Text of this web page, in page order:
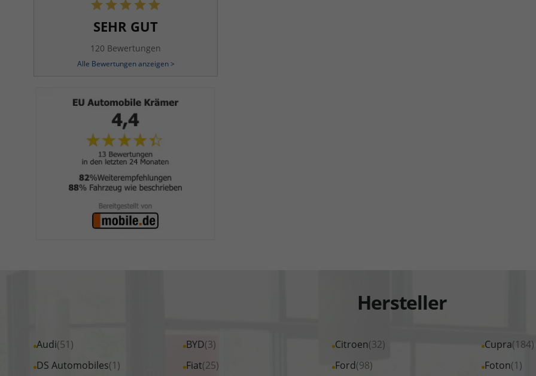
SEHR GUT
120 Bewertungen
Alle Bewertungen anzeigen >
Hersteller
Audi(51)
Alle
Fahrzeuge
BYD(3)
Alle
Fahrzeuge
Citroen(32)
Alle
Fahrzeuge
Cupra(184)
Alle
Fahrzeuge
DS Automobiles(1)
Alle
Fiat(25)
Alle
Ford(98)
Alle
Foton(1)
Alle